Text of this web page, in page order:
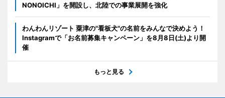
NONOICHI」を開設し、北陸での事業展開を強化
わんわんリゾート 粟津の"看板犬"の名前をみんなで決めよう！
Instagramで「お名前募集キャンペーン」を8月8日(土)より開
催
もっと見る